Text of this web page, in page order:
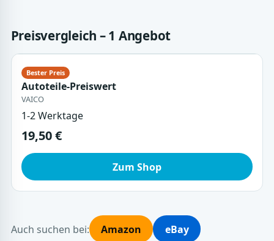
Preisvergleich – 1 Angebot
Autoteile-Preiswert
VAICO
1-2 Werktage
19,50 €
Zum Shop
Auch suchen bei: Amazon eBay